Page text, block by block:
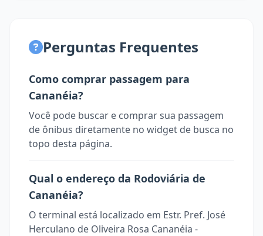
Perguntas Frequentes
Como comprar passagem para
Cananéia?
Você pode buscar e comprar sua passagem
de ônibus diretamente no widget de busca no
topo desta página.
Qual o endereço da Rodoviária de
Cananéia?
O terminal está localizado em Estr. Pref. José
Herculano de Oliveira Rosa Cananéia -